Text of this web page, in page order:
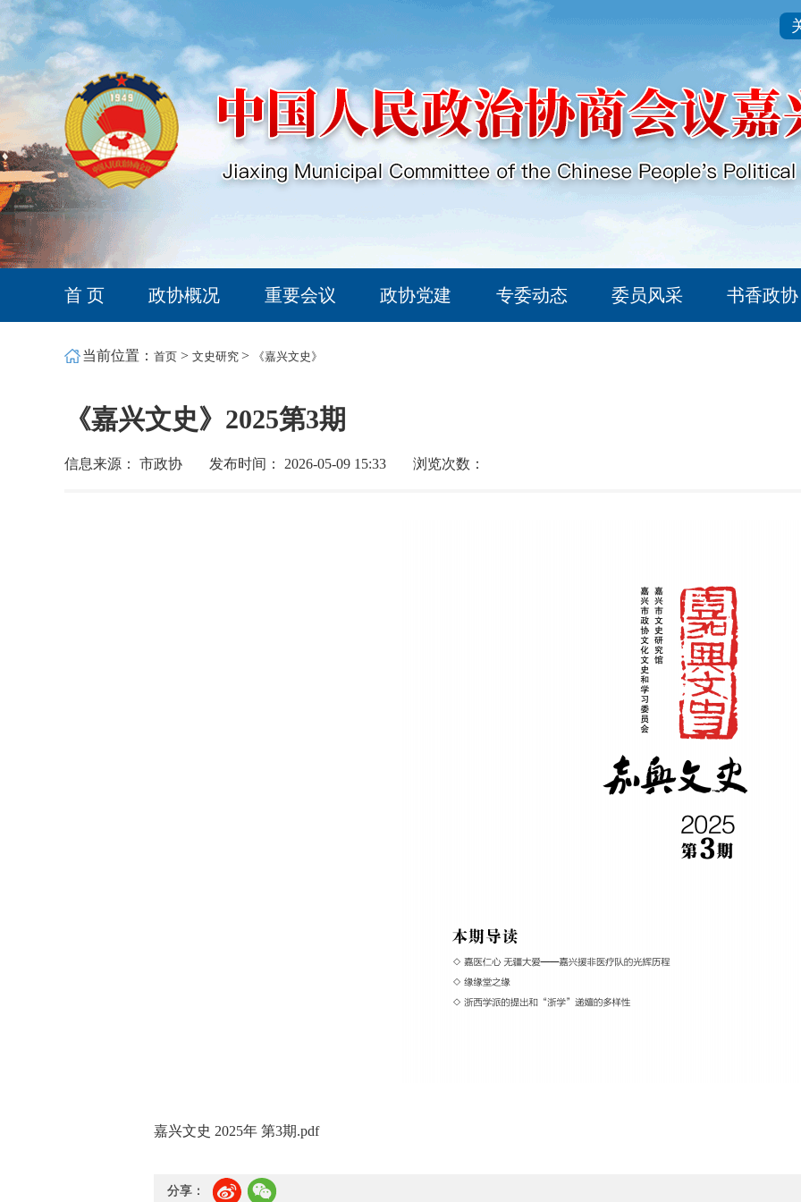
首 页 政协概况 重要会议 政协党建 专委动态 委员风采 书香政协
当前位置： 首页 > 文史研究 > 《嘉兴文史》
《嘉兴文史》2025第3期
信息来源： 市政协 发布时间： 2026-05-09 15:33 浏览次数：
嘉兴文史 2025年 第3期.pdf
分享：